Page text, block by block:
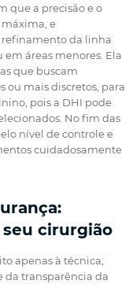
que a precisão e o
e
refinamento da linha
áreas menores. Ela
que buscam
mais discretos, para
pois a DHI pode
No fim das
nível de controle e
cuidadosamente
cirurgião
apenas à técnica;
da transparência da